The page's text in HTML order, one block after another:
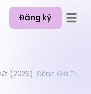
Đăng ký Mở
So Sánh Các Trình Tạo Mã QR Tốt Nhất (2026): Đánh Giá Trung Thực Từng Chi Tiết